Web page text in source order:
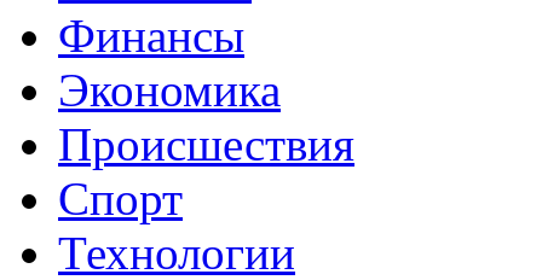
Финансы
Экономика
Происшествия
Спорт
Технологии